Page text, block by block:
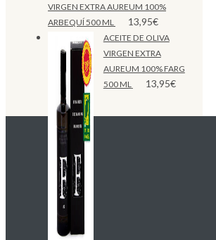
VIRGEN EXTRA AUREUM 100%
ARBEQUÍ 500 ML
13,95€
ACEITE DE OLIVA
VIRGEN EXTRA
AUREUM 100% FARG
500 ML
13,95€